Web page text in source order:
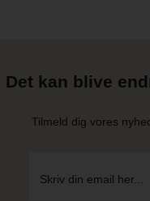
Det kan blive
Tilmeld dig vores